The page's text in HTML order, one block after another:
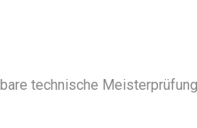
technische